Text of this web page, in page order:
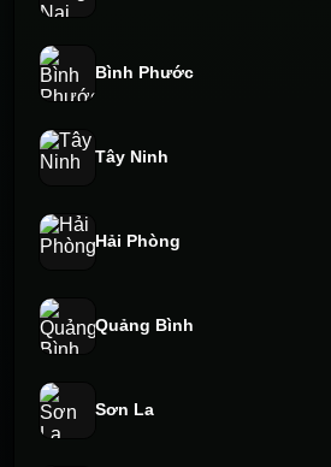
Bình Phước
Tây Ninh
Hải Phòng
Quảng Bình
Sơn La